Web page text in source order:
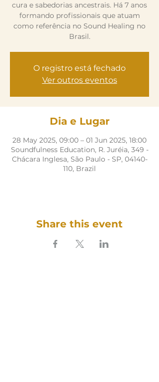
cura e sabedorias ancestrais. Há 7 anos
formando profissionais que atuam
como referência no Sound Healing no
Brasil.
O registro está fechado
Ver outros eventos
Dia e Lugar
28 May 2025, 09:00 – 01 Jun 2025, 18:00
Soundfulness Education, R. Juréia, 349 -
Chácara Inglesa, São Paulo - SP, 04140-
110, Brazil
Share this event